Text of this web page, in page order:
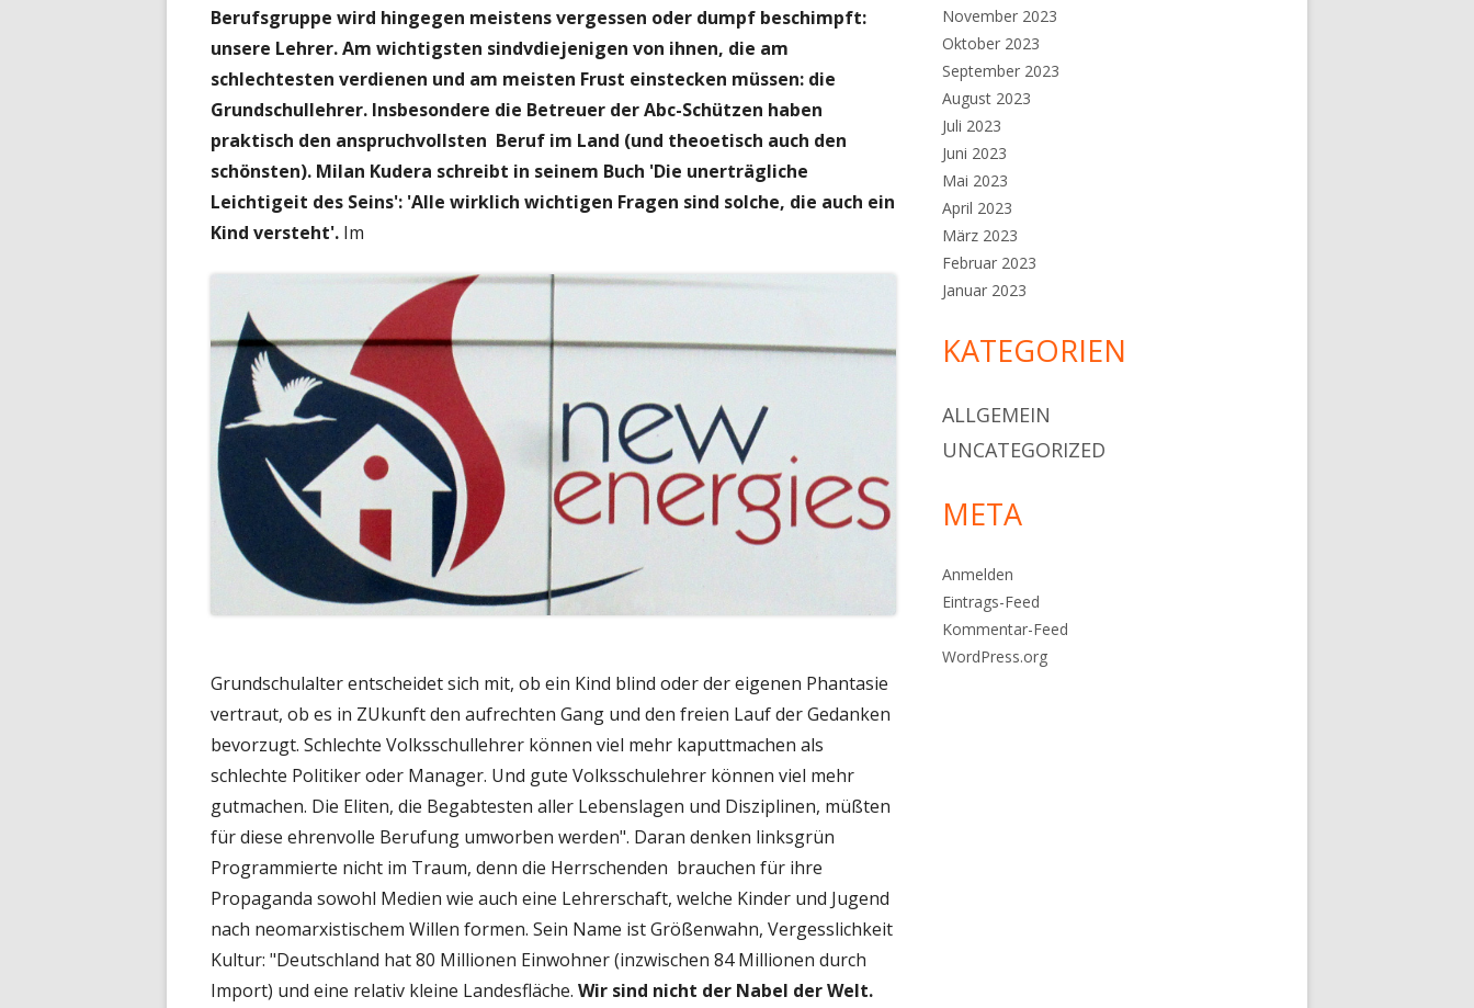
Berufsgruppe wird hingegen meistens vergessen oder dumpf beschimpft:
unsere Lehrer. Am wichtigsten sindvdiejenigen von ihnen, die am
schlechtesten verdienen und am meisten Frust einstecken müssen: die
Grundschullehrer. Insbesondere die Betreuer der Abc-Schützen haben
praktisch den anspruchvollsten Beruf im Land (und theoetisch auch den
schönsten). Milan Kudera schreibt in seinem Buch 'Die unerträgliche
Leichtigeit des Seins': 'Alle wirklich wichtigen Fragen sind solche, die auch ein
Kind versteht'. Im
Grundschulalter entscheidet sich mit, ob ein Kind blind oder der eigenen Phantasie
vertraut, ob es in ZUkunft den aufrechten Gang und den freien Lauf der Gedanken
bevorzugt. Schlechte Volksschullehrer können viel mehr kaputtmachen als
schlechte Politiker oder Manager. Und gute Volksschulehrer können viel mehr
gutmachen. Die Eliten, die Begabtesten aller Lebenslagen und Disziplinen, müßten
für diese ehrenvolle Berufung umworben werden". Daran denken linksgrün
Programmierte nicht im Traum, denn die Herrschenden brauchen für ihre
Propaganda sowohl Medien wie auch eine Lehrerschaft, welche Kinder und Jugend
nach neomarxistischem Willen formen. Sein Name ist Größenwahn, Vergesslichkeit
Kultur: "Deutschland hat 80 Millionen Einwohner (inzwischen 84 Millionen durch
Import) und eine relativ kleine Landesfläche. Wir sind nicht der Nabel der Welt.
November 2023
Oktober 2023
September 2023
August 2023
Juli 2023
Juni 2023
Mai 2023
April 2023
März 2023
Februar 2023
Januar 2023
KATEGORIEN
ALLGEMEIN
UNCATEGORIZED
META
Anmelden
Eintrags-Feed
Kommentar-Feed
WordPress.org